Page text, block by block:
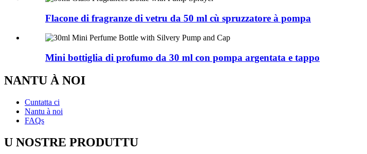
Flacone di fragranze di vetru da 50 ml cù spruzzatore à pompa
Mini bottiglia di profumo da 30 ml con pompa argentata e tappo
NANTU À NOI
Cuntatta ci
Nantu à noi
FAQs
U NOSTRE PRODUTTU